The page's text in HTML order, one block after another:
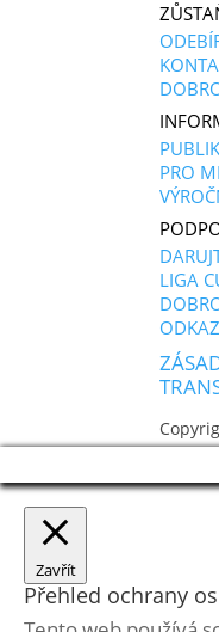
PRO
LIGA
Zavřít
Přehled ochrany